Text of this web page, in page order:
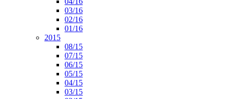
03/16
02/16
01/16
2015
08/15
07/15
06/15
05/15
04/15
03/15